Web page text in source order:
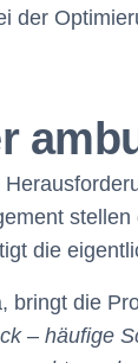
der
die
bringt die
– häufige